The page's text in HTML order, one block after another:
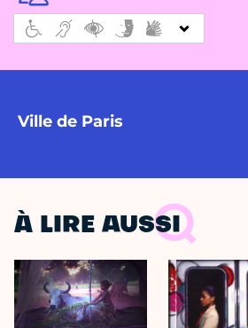
Ville de Paris
À LIRE AUSSI